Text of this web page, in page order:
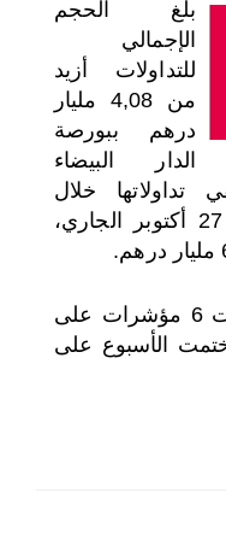
بلغ الحجم
الإجمالي
للتداولات أزيد
من 4,08 مليار
درهم ببورصة
الدار البيضاء
تداولاتها خلال
الأسبوع الممتد من 23 إلى 27 أكتوبر الجاري،
على المستوى القطاعي، أنهت 6 مؤشرات على
مؤشرات ختمت الأسبوع على